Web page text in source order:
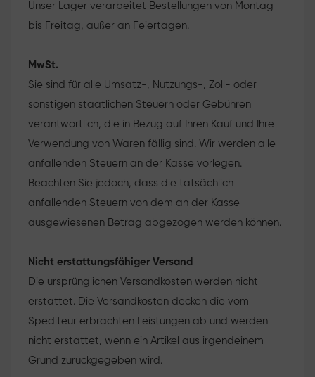
Unser Lager verarbeitet Bestellungen von Montag
bis Freitag, außer an Feiertagen.
MwSt.
Sie sind für alle Umsatz-, Nutzungs-, Zoll- oder
sonstigen staatlichen Steuern oder Gebühren
verantwortlich, die in Bezug auf Ihren Kauf und Ihre
Verwendung von Waren fällig sind. Wir werden alle
anfallenden Steuern an der Kasse vorlegen.
Beachten Sie jedoch, dass die tatsächlich
anfallenden Steuern von dem an der Kasse
ausgewiesenen Betrag abgezogen werden können.
Nicht erstattungsfähiger Versand
Die ursprünglichen Versandkosten werden nicht
erstattet. Die Versandkosten decken die vom
Spediteur erbrachten Leistungen ab und werden
nicht erstattet, wenn ein Artikel aus irgendeinem
Grund zurückgegeben wird.